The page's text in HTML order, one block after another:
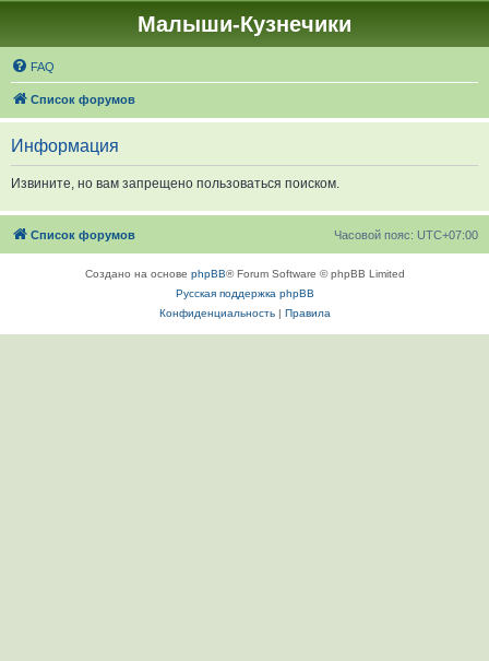
Малыши-Кузнечики
FAQ
Список форумов
Информация
Извините, но вам запрещено пользоваться поиском.
Список форумов Часовой пояс: UTC+07:00
Создано на основе phpBB® Forum Software © phpBB Limited
Русская поддержка phpBB
Конфиденциальность| Правила